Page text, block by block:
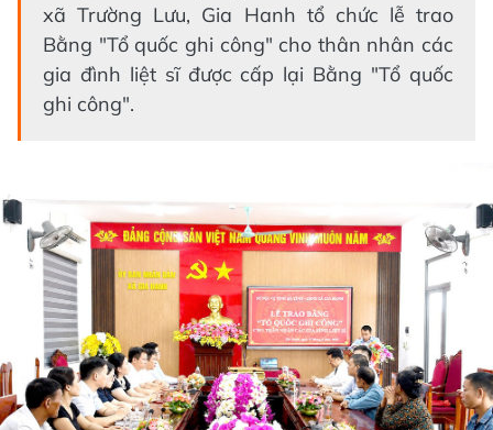
xã Trường Lưu, Gia Hanh tổ chức lễ trao
Bằng "Tổ quốc ghi công" cho thân nhân các
gia đình liệt sĩ được cấp lại Bằng "Tổ quốc
ghi công".